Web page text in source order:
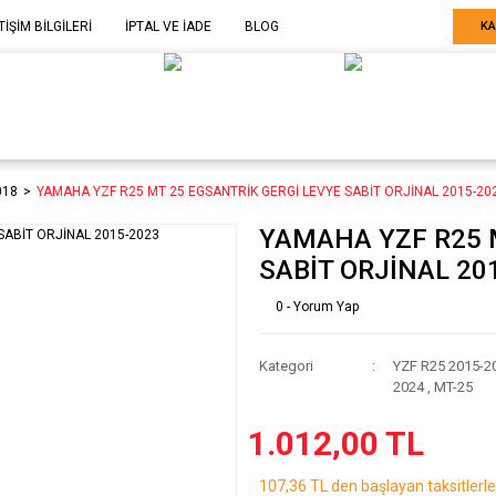
BİLGİLERİ İPTAL VE İADE BLOG
YAMAHA YZF R25 MT 25 EGSANTRİK GERGİ LEVYE SABİT ORJİNAL 2015-
YAMAHA YZF R25
SABİT ORJİNAL
0 - Yorum Yap
Kategori
YZF R25 2015-
2024 ,MT-25
1.012,00 TL
107,36 TL den başlayan